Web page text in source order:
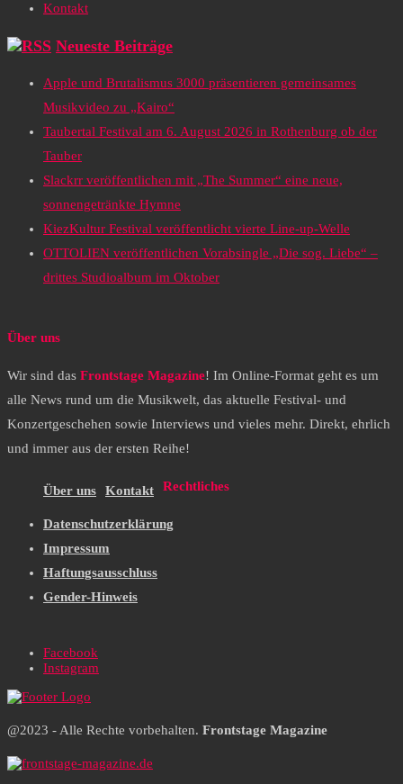
Kontakt
Neueste Beiträge
Apple und Brutalismus 3000 präsentieren gemeinsames
Musikvideo zu „Kairo“
Taubertal Festival am 6. August 2026 in Rothenburg ob der
Tauber
Slackrr veröffentlichen mit „The Summer“ eine neue,
sonnengetränkte Hymne
KiezKultur Festival veröffentlicht vierte Line-up-Welle
OTTOLIEN veröffentlichen Vorabsingle „Die sog. Liebe“ –
drittes Studioalbum im Oktober
Über uns
Wir sind das Frontstage Magazine! Im Online-Format geht es um
alle News rund um die Musikwelt, das aktuelle Festival- und
Konzertgeschehen sowie Interviews und vieles mehr. Direkt, ehrlich
und immer aus der ersten Reihe!
Über uns Kontakt Rechtliches
Datenschutzerklärung
Impressum
Haftungsausschluss
Gender-Hinweis
Facebook
Instagram
@2023 - Alle Rechte vorbehalten. Frontstage Magazine